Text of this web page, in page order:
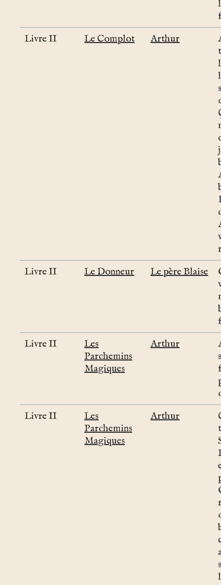
Livre II
Le Complot Arthur
Livre II
Le Donneur Le père Blaise
Livre II
Les
Parchemins
Magiques
Arthur
Livre II
Les
Parchemins
Magiques
Arthur